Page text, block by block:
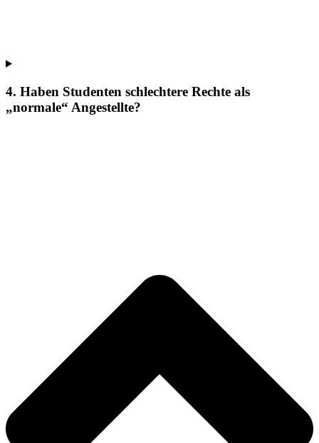
4. Haben Studenten schlechtere Rechte als
„normale“ Angestellte?